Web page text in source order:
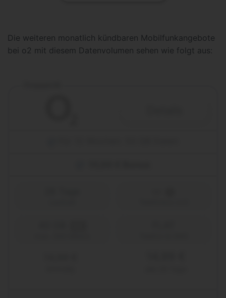
Die weiteren monatlich kündbaren Mobilfunkangebote
bei o2 mit diesem Datenvolumen sehen wie folgt aus: